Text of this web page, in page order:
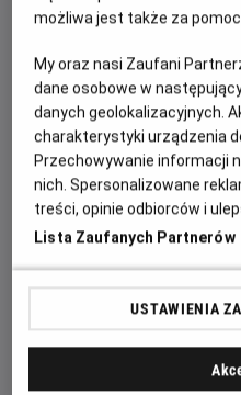
krokiem, szukając ukojenia
rzucił im pod nogi, wciąż
nawzajem. Ta niezwykła
wolności, miłości i nowemu
CENNIK
możliwa jest także za
My oraz nasi Zaufani
dane osobowe w
danych geolokalizacyjnych.
charakterystyki urządzenia
Przechowywanie informacji
nich. Spersonalizowane
treści, opinie odbiorców i
Lista Zaufanych Partnerów
USTAWIENIA